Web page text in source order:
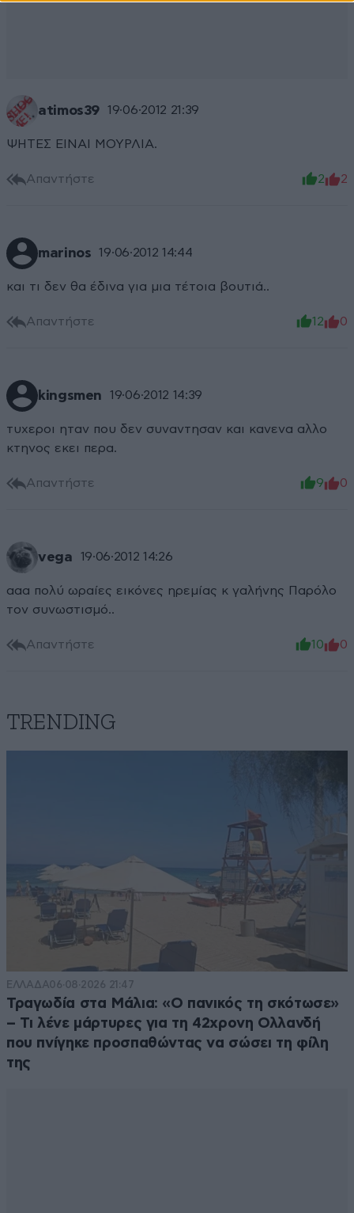
atimos39 19·06·2012 21:39
ΨΗΤΕΣ ΕΙΝΑΙ ΜΟΥΡΛΙΑ.
Απαντήστε 2 2
marinos 19·06·2012 14:44
και τι δεν θα έδινα για μια τέτοια βουτιά..
Απαντήστε 12 0
kingsmen 19·06·2012 14:39
τυχεροι ηταν που δεν συναντησαν και κανενα αλλο
κτηνος εκει περα.
Απαντήστε 9 0
vega 19·06·2012 14:26
ααα πολύ ωραίες εικόνες ηρεμίας κ γαλήνης Παρόλο
τον συνωστισμό..
Απαντήστε 10 0
TRENDING
ΕΛΛΑΔΑ06·08·2026 21:47
Τραγωδία στα Μάλια: «Ο πανικός τη σκότωσε»
– Τι λένε μάρτυρες για τη 42χρονη Ολλανδή
που πνίγηκε προσπαθώντας να σώσει τη φίλη
της